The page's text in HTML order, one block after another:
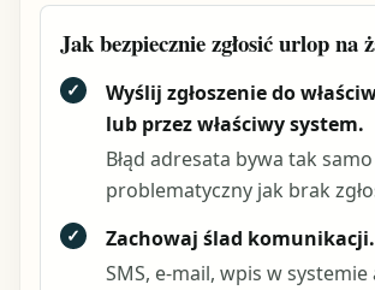
Jak bezpiecznie zgłosić urlop na
✓
Wyślij zgłoszenie do
lub przez właściwy system.
Błąd adresata bywa tak samo
problematyczny jak brak
✓
Zachowaj ślad komunikacji.
SMS, e-mail, wpis w systemie